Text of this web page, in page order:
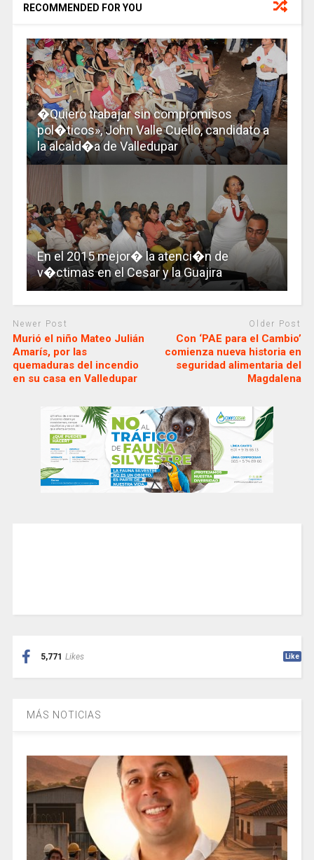
RECOMMENDED FOR YOU
�Quiero trabajar sin compromisos
pol�ticos», John Valle Cuello, candidato a
la alcald�a de Valledupar
En el 2015 mejor� la atenci�n de
v�ctimas en el Cesar y la Guajira
Newer Post
Murió el niño Mateo Julián
Amarís, por las
quemaduras del incendio
en su casa en Valledupar
Older Post
Con ‘PAE para el Cambio’
comienza nueva historia en
seguridad alimentaria del
Magdalena
5,771 Likes Like
MÁS NOTICIAS